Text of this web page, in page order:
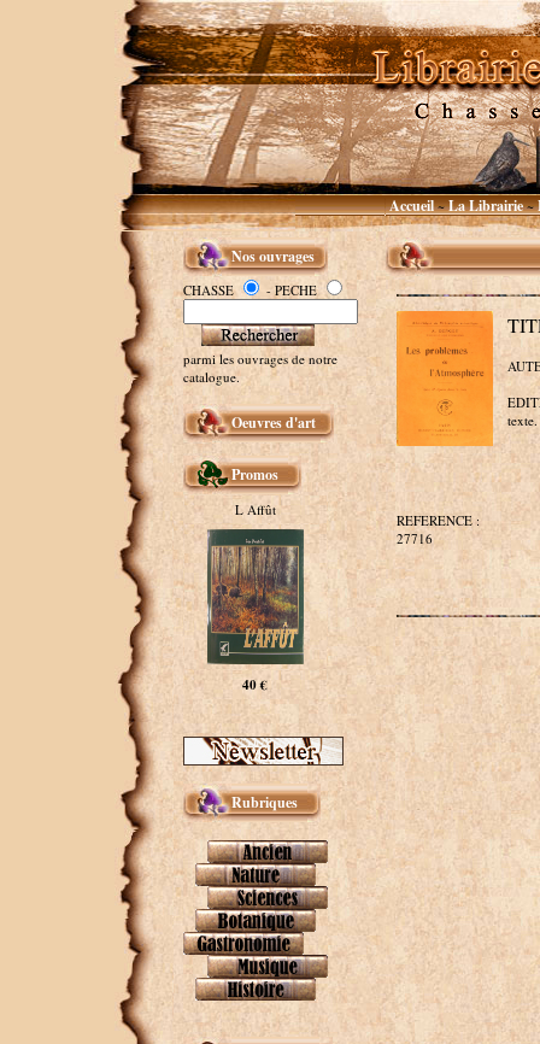
Accueil~La Librairie~
Nos ouvrages
CHASSE - PECHE
parmi les ouvrages de notre
catalogue.
Oeuvres d'art
Promos
L Affût
40 €
Rubriques
texte.
REFERENCE :
27716